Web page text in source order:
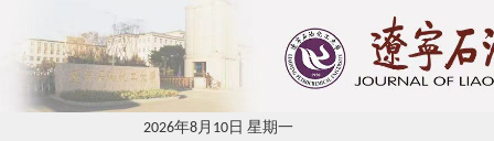
2026年8月10日 星期一